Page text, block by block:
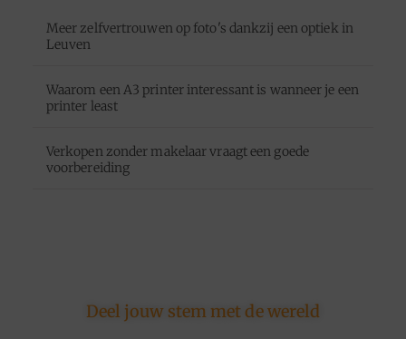
Meer zelfvertrouwen op foto's dankzij een optiek in
Leuven
Waarom een A3 printer interessant is wanneer je een
printer least
Verkopen zonder makelaar vraagt een goede
voorbereiding
Deel jouw stem met de wereld